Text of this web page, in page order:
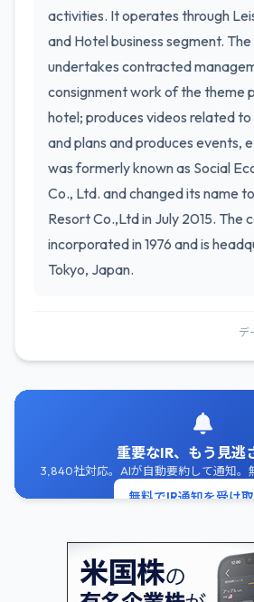
activities. It operates through
and Hotel business segment.
undertakes contracted
consignment work of the theme
hotel; produces videos related
and plans and produces events,
was formerly known as Social
Co., Ltd. and changed its name
Resort Co.,Ltd in July 2015. The
incorporated in 1976 and is
Tokyo, Japan.
デ
重要なIR、もう見逃
3,840社対応。AIが自動要約して通知。
無料でIR通知を受け